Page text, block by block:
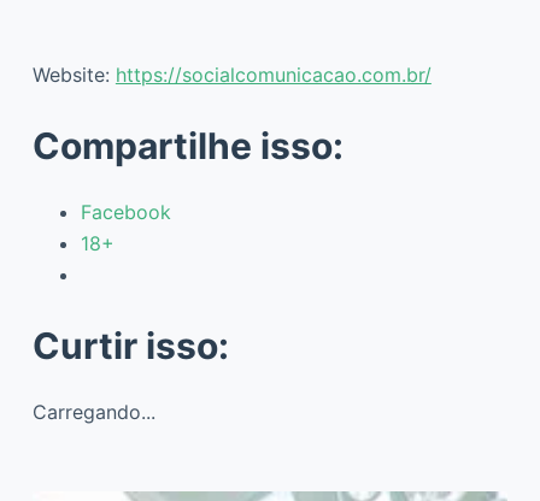
Website: https://socialcomunicacao.com.br/
Compartilhe isso:
Facebook
18+
Curtir isso:
Carregando...